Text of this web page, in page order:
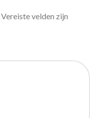
Vereiste velden zijn